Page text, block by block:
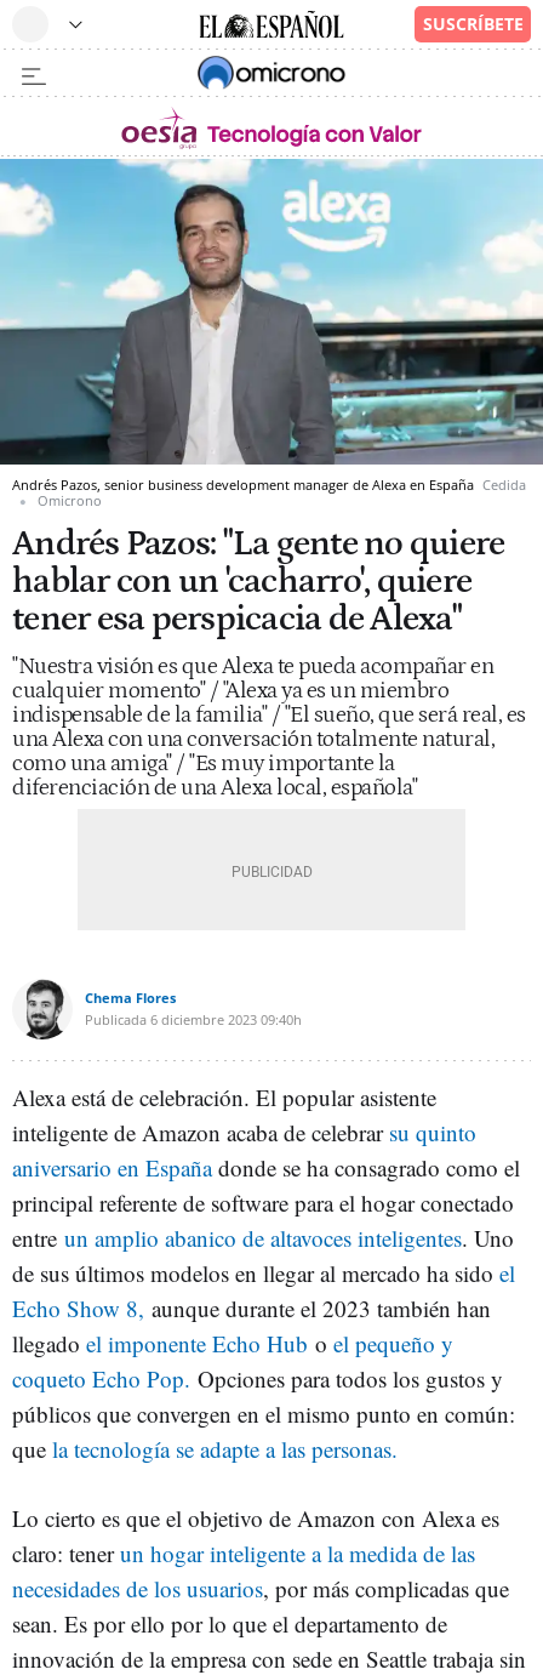
Andrés Pazos, senior business development manager de Alexa en España Cedida
Omicrono
Andrés Pazos: "La gente no quiere
hablar con un 'cacharro', quiere
tener esa perspicacia de Alexa"
"Nuestra visión es que Alexa te pueda acompañar en
cualquier momento" / "Alexa ya es un miembro
indispensable de la familia" / "El sueño, que será real, es
una Alexa con una conversación totalmente natural,
como una amiga" / "Es muy importante la
diferenciación de una Alexa local, española"
Chema Flores
Publicada 6 diciembre 2023 09:40h
Alexa está de celebración. El popular asistente
inteligente de Amazon acaba de celebrar su quinto
aniversario en Españadonde se ha consagrado como el
principal referente de software para el hogar conectado
entre un amplio abanico de altavoces inteligentes. Uno
de sus últimos modelos en llegar al mercado ha sido el
Echo Show 8, aunque durante el 2023 también han
llegado el imponente Echo Hub o el pequeño y
coqueto Echo Pop. Opciones para todos los gustos y
públicos que convergen en el mismo punto en común:
que la tecnología se adapte a las personas.
Lo cierto es que el objetivo de Amazon con Alexa es
claro: tenerun hogar inteligente a la medida de las
necesidades de los usuarios, por más complicadas que
sean. Es por ello por lo que el departamento de
innovación de la empresa con sede en Seattle trabaja sin